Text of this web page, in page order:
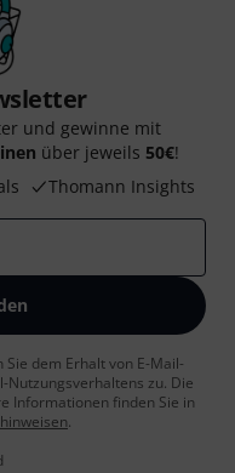
und gewinne mit
über jeweils 50€!
Thomann Insights
Sie dem Erhalt von E-Mail-
Nutzungsverhaltens zu. Die
Informationen finden Sie in
.